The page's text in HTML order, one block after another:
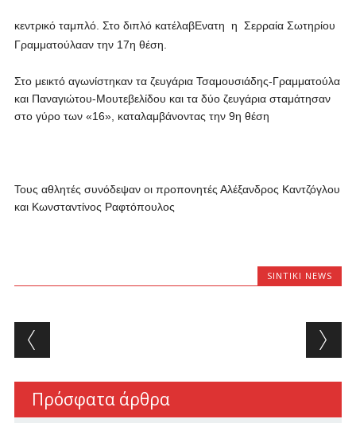
κεντρικό ταμπλό. Στο διπλό κατέλαβΕνατη η Σερραία Σωτηρίου
Γραμματούλααν την 17η θέση.
Στο μεικτό αγωνίστηκαν τα ζευγάρια Τσαμουσιάδης-Γραμματούλα
και Παναγιώτου-Μουτεβελίδου και τα δύο ζευγάρια σταμάτησαν
στο γύρο των «16», καταλαμβάνοντας την 9η θέση
Τους αθλητές συνόδεψαν οι προπονητές Αλέξανδρος Καντζόγλου
και Κωνσταντίνος Ραφτόπουλος
SINTIKI NEWS
Post navigation
Πρόσφατα άρθρα